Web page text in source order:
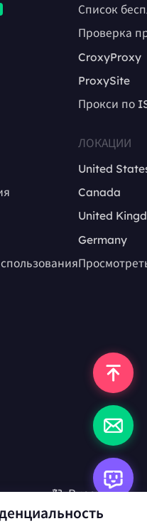
Список
Проверка
CroxyProxy
ProxySite
Прокси по
ЛОКАЦИИ
United
Canada
United
Germany
Русский